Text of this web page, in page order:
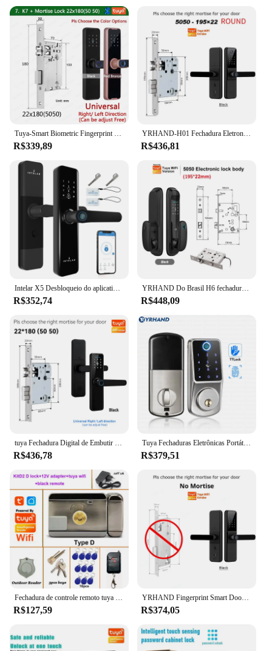
Tuya-Smart Biometric Fingerprint Lock, Acesso Keyless, Senha do Cartão IC, Smartlife, Bluetooth, Suporte 8 Idioma, K7pro +
R$339,89
YRHAND-H01 Fechadura Eletronica Bloqueio de Porta Inteligente, Tuya WiFi, Eletrônico Digital, Câmera Biométrica, Impressão Digital, IP66
R$436,81
Intelar X5 Desbloqueio do aplicativo Tuya wifi fechadura biométrica eletrônica digital Waterpoof Fingerprint IC card Smart Door Lock para casa
R$352,74
YRHAND Do Brasil H6 fechadura de porta inteligente, impressão digital biométrica, Tuya, Wi-Fi
R$448,09
tuya Fechadura Digital de Embutir Wi-Fi com Biometria K7Pro Prata Abertura via Biometria Senha Numérica e Aplicativo
R$436,78
Tuya Fechaduras Eletrônicas Portáteis Inteligentes Deadbolt, TTlock, Segurança WiFi, Impressão Digital, Segurança Tuya
R$379,51
Fechadura de controle remoto tuya para sistema de entrada de porta fechadura elétrica motorizada 125khz id fechadura inteligente controle de acesso
R$127,59
YRHAND Fingerprint Smart Door Lock para Casa, Tuya, Aplicativo WiFi, Desbloquear, Fecadura, Digital, À Prova D 'Água, Cartão IC
R$374,05